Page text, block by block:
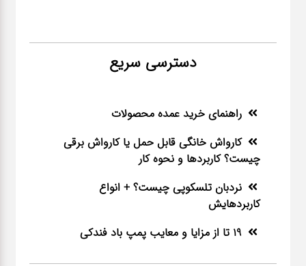
دسترسی سریع
راهنمای خرید عمده محصولات
کارواش خانگی قابل حمل یا کارواش برقی
چیست؟ کاربردها و نحوه کار
نردبان تلسکوپی چیست؟ + انواع
کاربردهایش
19 تا از مزایا و معایب پمپ باد فندکی